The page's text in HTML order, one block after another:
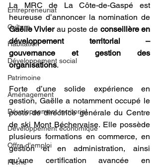
Entrepreneuriat
Culture
Habitation
Développement social
Patrimoine
Aménagement
Développement territorial
Développement économique
Offre d'emploi
Pêche
La MRC de La Côte-de-Gaspé est
Gaëlle Vivier au poste de conseillère en
développement territorial –
gouvernance et gestion des
organisations.
Forte d’une solide expérience en
gestion, Gaëlle a notamment occupé le
poste de directrice générale du Centre
de ski Mont Béchervaise. Elle possède
plusieurs formations en commerce, en
gestion et en administration, ainsi
qu’une certification avancée en